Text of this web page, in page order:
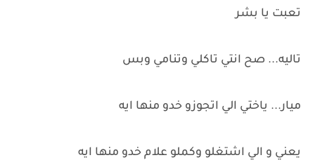
تعبت يا بشر
تاليه... صح انتي تاكلي وتنامي وبس
ميار... ياختي الي اتجوزو خدو منها ايه
يعني و الي اشتغلو وكملو علام خدو منها ايه